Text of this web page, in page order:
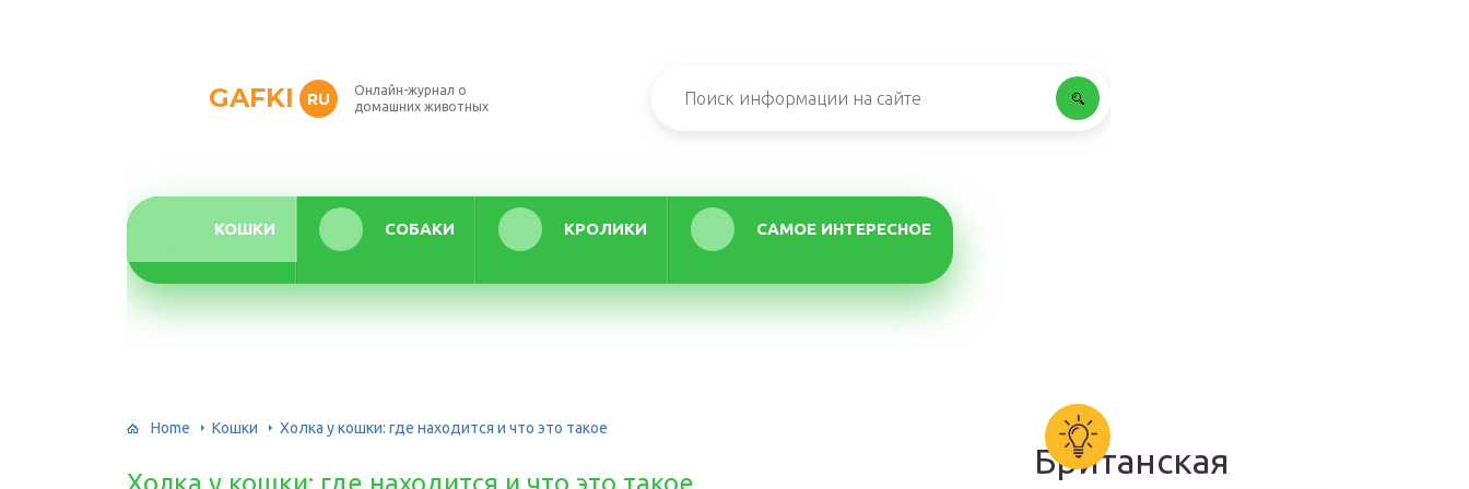
GAFKI RU
Онлайн-журнал о
домашних животных
КОШКИ СОБАКИ КРОЛИКИ САМОЕ ИНТЕРЕСНОЕ
Home Кошки Холка у кошки: где находится и что это такое
Холка у кошки: где находится и что это такое
Британская